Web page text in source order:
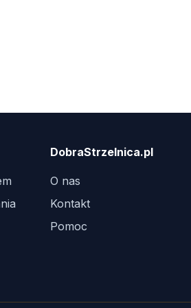
DobraStrzelnica.pl
O nas
Kontakt
Pomoc